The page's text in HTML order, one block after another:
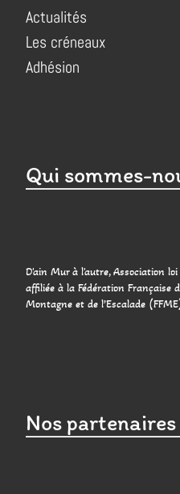
Actualités
Les créneaux
Adhésion
Qui sommes-
D'ain Mur à l'autre, Association loi
affiliée à la Fédération Française
Montagne et de l’Escalade
Nos partenaires